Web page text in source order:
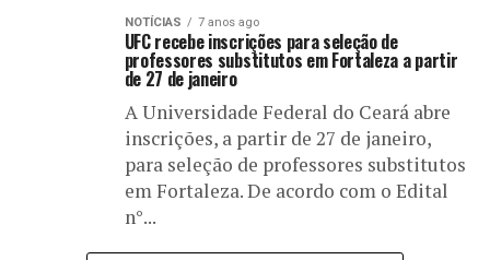
NOTÍCIAS 7 anos ago
UFC recebe inscrições para seleção de
professores substitutos em Fortaleza a partir
de 27 de janeiro
A Universidade Federal do Ceará abre
inscrições, a partir de 27 de janeiro,
para seleção de professores substitutos
em Fortaleza. De acordo com o Edital
n°...